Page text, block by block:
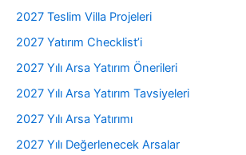
2027 Teslim Villa Projeleri
2027 Yatırım Checklist’i
2027 Yılı Arsa Yatırım Önerileri
2027 Yılı Arsa Yatırım Tavsiyeleri
2027 Yılı Arsa Yatırımı
2027 Yılı Değerlenecek Arsalar